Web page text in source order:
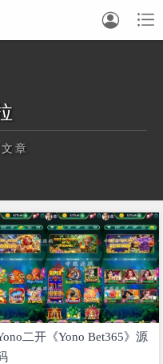


章
内容
二开《Yono Bet365》源